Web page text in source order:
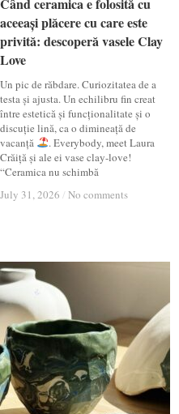
aceeași plăcere cu care este
privită: descoperă vasele Clay
Love
Un pic de răbdare. Curiozitatea de a
testa și ajusta. Un echilibru fin creat
între estetică și funcționalitate și o
discuție lină, ca o dimineață de
vacanță
. Everybody, meet Laura
Crăiță și ale ei vase clay-love!
“Ceramica nu schimbă
July 31, 2026 / No comments
aceeași plăcere cu care este
privită: descoperă vasele Clay
Love
July 31, 2026 / No comments